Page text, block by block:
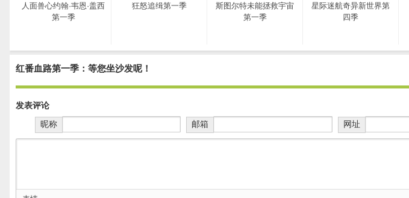
人面兽心约翰·韦恩·盖西
第一季
狂怒追缉第一季
斯图尔特未能拯救宇宙
第一季
星际迷航奇异新世界第
四季
红番血路第一季：等您坐沙发呢！
发表评论
昵称
邮箱 网址